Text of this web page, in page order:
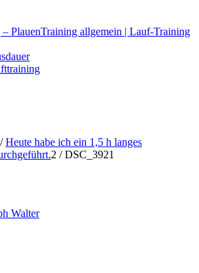
PlauenTraining allgemein | Lauf-Training
/ Heute habe ich ein 1,5 h langes
2 / DSC_3921
Walter